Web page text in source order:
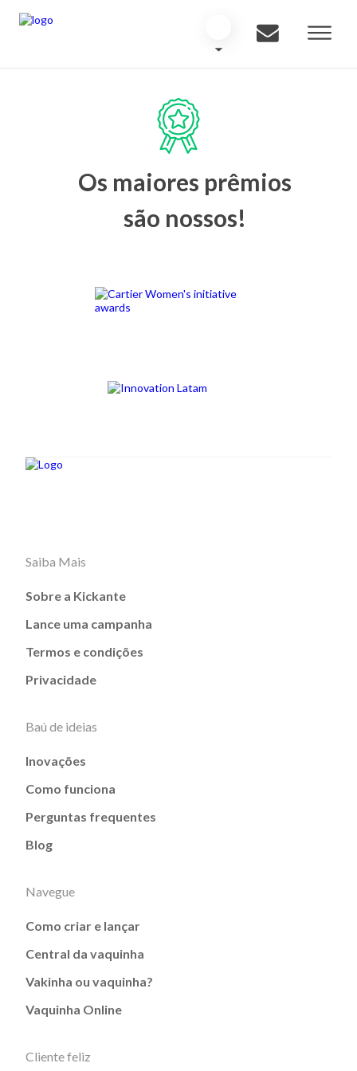
Os maiores prêmios
são nossos!
Saiba Mais
Sobre a Kickante
Lance uma campanha
Termos e condições
Privacidade
Baú de ideias
Inovações
Como funciona
Perguntas frequentes
Blog
Navegue
Como criar e lançar
Central da vaquinha
Vakinha ou vaquinha?
Vaquinha Online
Cliente feliz